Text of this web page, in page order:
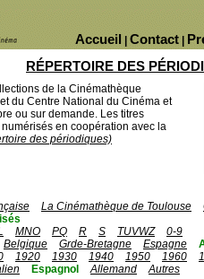
Contact
Accueil
RÉPERTOIRE DES
de la Cinémathèque
du Centre National du Cinéma et
ou sur demande. Les titres
en coopération avec la
des périodiques)
La Cinémathèque de Toulouse
MNO PQ R S TUVWZ
0-9
Belgique Grde-Bretagne Espagne
1920 1930 1940 1950 1960
Espagnol Allemand
Autres